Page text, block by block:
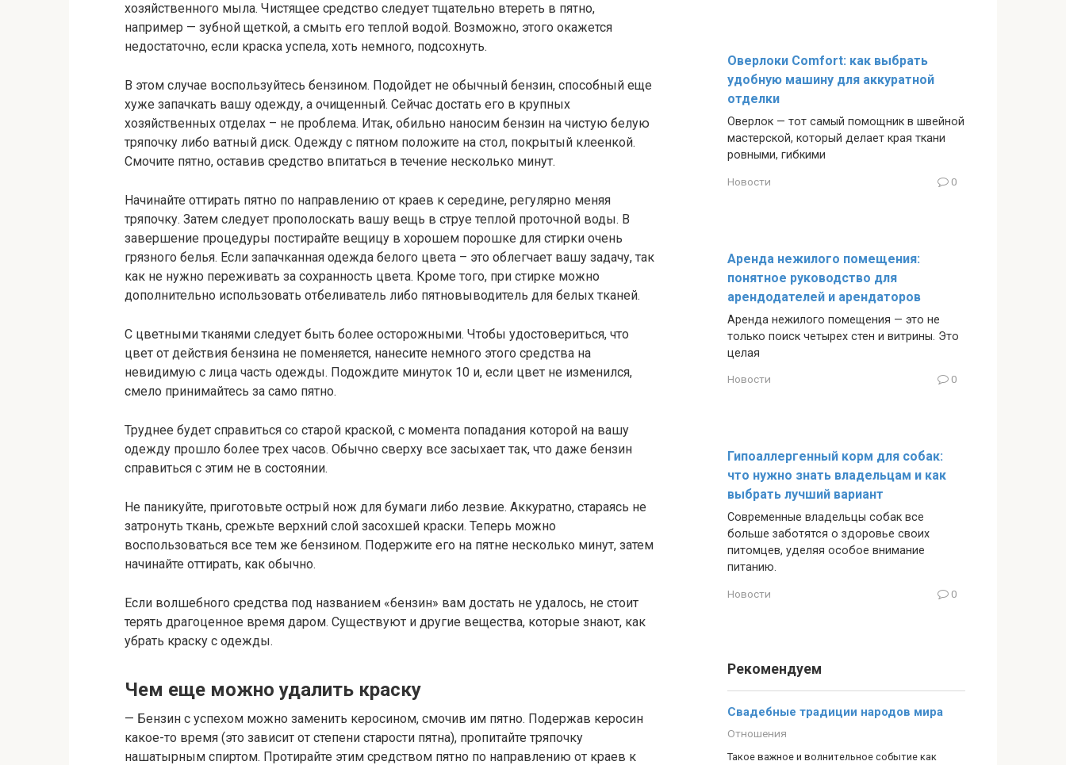
хозяйственного мыла. Чистящее средство следует тщательно втереть в пятно,
например — зубной щеткой, а смыть его теплой водой. Возможно, этого окажется
недостаточно, если краска успела, хоть немного, подсохнуть.
В этом случае воспользуйтесь бензином. Подойдет не обычный бензин, способный еще
хуже запачкать вашу одежду, а очищенный. Сейчас достать его в крупных
хозяйственных отделах – не проблема. Итак, обильно наносим бензин на чистую белую
тряпочку либо ватный диск. Одежду с пятном положите на стол, покрытый клеенкой.
Смочите пятно, оставив средство впитаться в течение несколько минут.
Начинайте оттирать пятно по направлению от краев к середине, регулярно меняя
тряпочку. Затем следует прополоскать вашу вещь в струе теплой проточной воды. В
завершение процедуры постирайте вещицу в хорошем порошке для стирки очень
грязного белья. Если запачканная одежда белого цвета – это облегчает вашу задачу, так
как не нужно переживать за сохранность цвета. Кроме того, при стирке можно
дополнительно использовать отбеливатель либо пятновыводитель для белых тканей.
С цветными тканями следует быть более осторожными. Чтобы удостовериться, что
цвет от действия бензина не поменяется, нанесите немного этого средства на
невидимую с лица часть одежды. Подождите минуток 10 и, если цвет не изменился,
смело принимайтесь за само пятно.
Труднее будет справиться со старой краской, с момента попадания которой на вашу
одежду прошло более трех часов. Обычно сверху все засыхает так, что даже бензин
справиться с этим не в состоянии.
Не паникуйте, приготовьте острый нож для бумаги либо лезвие. Аккуратно, стараясь не
затронуть ткань, срежьте верхний слой засохшей краски. Теперь можно
воспользоваться все тем же бензином. Подержите его на пятне несколько минут, затем
начинайте оттирать, как обычно.
Если волшебного средства под названием «бензин» вам достать не удалось, не стоит
терять драгоценное время даром. Существуют и другие вещества, которые знают, как
убрать краску с одежды.
Чем еще можно удалить краску
— Бензин с успехом можно заменить керосином, смочив им пятно. Подержав керосин
какое-то время (это зависит от степени старости пятна), пропитайте тряпочку
нашатырным спиртом. Протирайте этим средством пятно по направлению от краев к
Оверлоки Comfort: как выбрать
удобную машину для аккуратной
отделки
Оверлок — тот самый помощник в швейной
мастерской, который делает края ткани
ровными, гибкими
Новости 0
Аренда нежилого помещения:
понятное руководство для
арендодателей и арендаторов
Аренда нежилого помещения — это не
только поиск четырех стен и витрины. Это
целая
Новости 0
Гипоаллергенный корм для собак:
что нужно знать владельцам и как
выбрать лучший вариант
Современные владельцы собак все
больше заботятся о здоровье своих
питомцев, уделяя особое внимание
питанию.
Новости 0
Рекомендуем
Свадебные традиции народов мира
Отношения
Такое важное и волнительное событие как